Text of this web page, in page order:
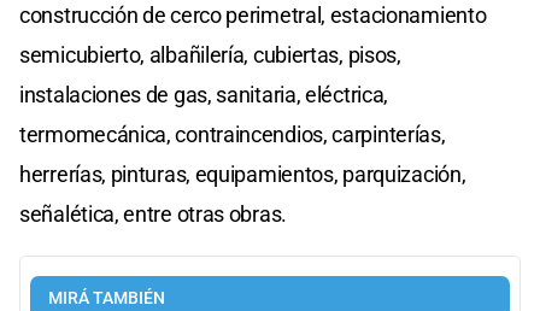
construcción de cerco perimetral, estacionamiento
semicubierto, albañilería, cubiertas, pisos,
instalaciones de gas, sanitaria, eléctrica,
termomecánica, contraincendios, carpinterías,
herrerías, pinturas, equipamientos, parquización,
señalética, entre otras obras.
MIRÁ TAMBIÉN